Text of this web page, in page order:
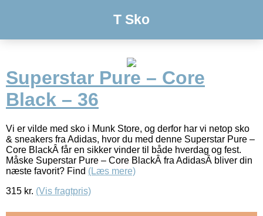
T Sko
Superstar Pure – Core
Black – 36
Vi er vilde med sko i Munk Store, og derfor har vi netop sko
& sneakers fra Adidas, hvor du med denne Superstar Pure –
Core BlackÂ får en sikker vinder til både hverdag og fest.
Måske Superstar Pure – Core BlackÂ fra AdidasÂ bliver din
næste favorit? Find (Læs mere)
315 kr. (Vis fragtpris)